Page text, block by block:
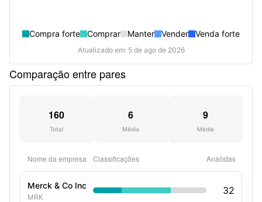
Compra forte Comprar Manter Vender Venda forte
Atualizado em: 5 de ago de 2026
Comparação entre pares
160
Total
6
Média
9
Média
Nome da empresa Classificações Analistas
Merck & Co Inc
MRK
32